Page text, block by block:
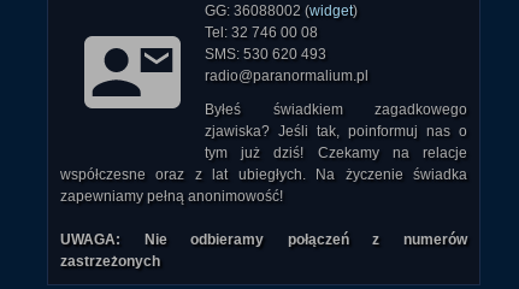
GG: 36088002 (widget)
Tel: 32 746 00 08
SMS: 530 620 493
radio@paranormalium.pl
Byłeś świadkiem zagadkowego
zjawiska? Jeśli tak, poinformuj nas o
tym już dziś! Czekamy na relacje
współczesne oraz z lat ubiegłych. Na życzenie świadka
zapewniamy pełną anonimowość!
UWAGA: Nie odbieramy połączeń z numerów
zastrzeżonych